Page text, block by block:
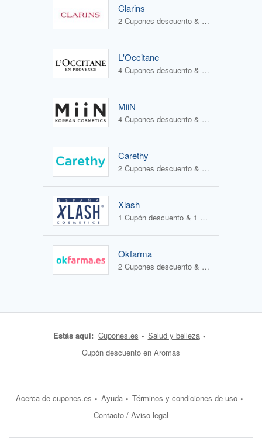
Clarins
2 Cupones descuento & 1 Oferta
L'Occitane
4 Cupones descuento & 2 Ofertas
MiiN
4 Cupones descuento & 3 Ofertas
Carethy
2 Cupones descuento & 1 Oferta
Xlash
1 Cupón descuento & 1 Oferta
Okfarma
2 Cupones descuento & 1 Oferta
Estás aquí: Cupones.es
Salud y belleza
Cupón descuento en Aromas
Acerca de cupones.es Ayuda
Términos y condiciones de uso
Contacto / Aviso legal